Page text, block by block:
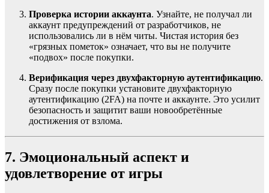
Проверка истории аккаунта. Узнайте, не получал ли
аккаунт предупреждений от разработчиков, не
использовались ли в нём читы. Чистая история без
«грязных пометок» означает, что вы не получите
«подвох» после покупки.
Верификация через двухфакторную аутентификацию.
Сразу после покупки установите двухфакторную
аутентификацию (2FA) на почте и аккаунте. Это усилит
безопасность и защитит ваши новообретённые
достижения от взлома.
7. Эмоциональный аспект и
удовлетворение от игры